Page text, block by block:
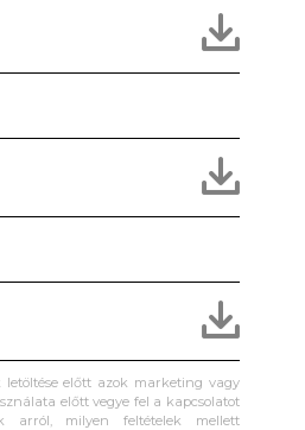
előtt azok marketing vagy
előtt vegye fel a kapcsolatot
arról, milyen feltételek mellett